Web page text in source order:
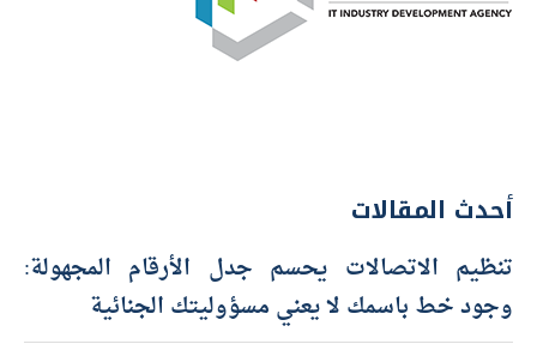
أحدث المقالات
تنظيم الاتصالات يحسم جدل الأرقام المجهولة:
وجود خط باسمك لا يعني مسؤوليتك الجنائية